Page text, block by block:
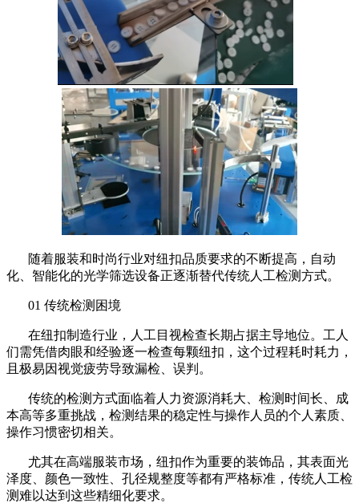
随着服装和时尚行业对纽扣品质要求的不断提高，自动
化、智能化的光学筛选设备正逐渐替代传统人工检测方式。
01 传统检测困境
在纽扣制造行业，人工目视检查长期占据主导地位。工人
们需凭借肉眼和经验逐一检查每颗纽扣，这个过程耗时耗力，
且极易因视觉疲劳导致漏检、误判。
传统的检测方式面临着人力资源消耗大、检测时间长、成
本高等多重挑战，检测结果的稳定性与操作人员的个人素质、
操作习惯密切相关。
尤其在高端服装市场，纽扣作为重要的装饰品，其表面光
泽度、颜色一致性、孔径规整度等都有严格标准，传统人工检
测难以达到这些精细化要求。